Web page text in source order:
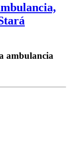
ambulancia